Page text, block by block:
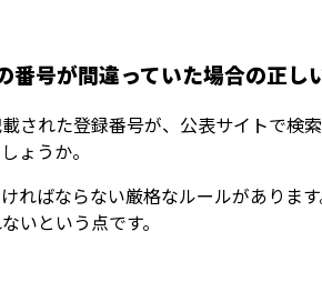
番号が間違っていた場合の正し
された登録番号が、公表サイトで検
ょうか。
ればならない厳格なルールがありま
いという点です。